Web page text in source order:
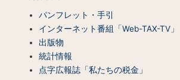
パンフレット・手引
インターネット番組「Web-TAX-TV」
出版物
統計情報
点字広報誌「私たちの税金」